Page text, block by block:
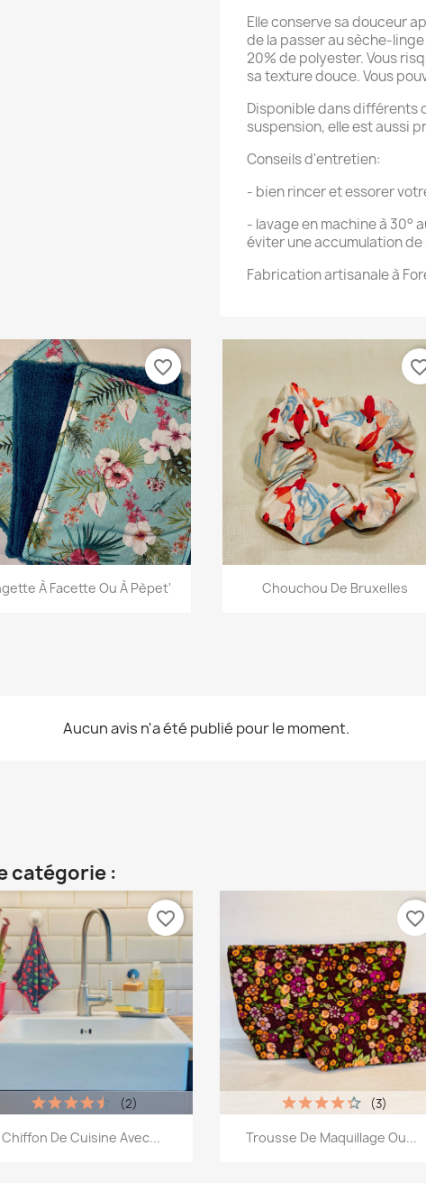
Elle conserve sa douceur
de la passer au sèche-
20% de polyester. Vous
sa texture douce.Vous
Disponible dans différents
suspension, elle est aussi
Conseils d'entretien:
- bien rincer et essorer
- lavage en machine à 30°
éviter une accumulation
Fabrication artisanale à
 Aperçu rapide
À Facette Ou À Pèpet'
favorite_border
Aperçu rapide
Chouchou De Bruxelles
Aucun avis n'a été publié pour le moment.
catégorie :
Aperçu rapide
Chiffon De Cuisine Avec...
(2)
favorite_border
Aperçu rapide
Trousse De Maquillage Ou...
(3)
favorite_border